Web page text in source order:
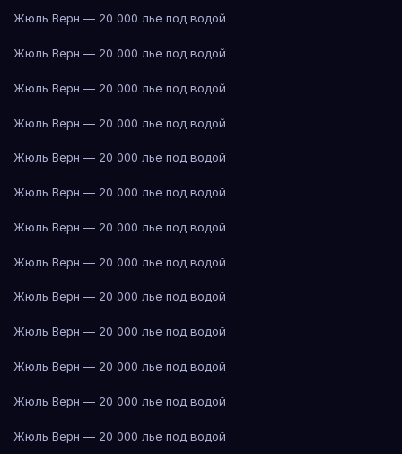
Жюль Верн — 20 000 лье под водой
Жюль Верн — 20 000 лье под водой
Жюль Верн — 20 000 лье под водой
Жюль Верн — 20 000 лье под водой
Жюль Верн — 20 000 лье под водой
Жюль Верн — 20 000 лье под водой
Жюль Верн — 20 000 лье под водой
Жюль Верн — 20 000 лье под водой
Жюль Верн — 20 000 лье под водой
Жюль Верн — 20 000 лье под водой
Жюль Верн — 20 000 лье под водой
Жюль Верн — 20 000 лье под водой
Жюль Верн — 20 000 лье под водой